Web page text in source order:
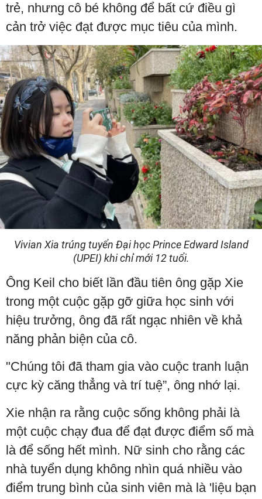
trẻ, nhưng cô bé không để bất cứ điều gì
cản trở việc đạt được mục tiêu của mình.
Vivian Xia trúng tuyển Đại học Prince Edward Island
(UPEI) khi chỉ mới 12 tuổi.
Ông Keil cho biết lần đầu tiên ông gặp Xie
trong một cuộc gặp gỡ giữa học sinh với
hiệu trưởng, ông đã rất ngạc nhiên về khả
năng phản biện của cô.
"Chúng tôi đã tham gia vào cuộc tranh luận
cực kỳ căng thẳng và trí tuệ”, ông nhớ lại.
Xie nhận ra rằng cuộc sống không phải là
một cuộc chạy đua để đạt được điểm số mà
là để sống hết mình. Nữ sinh cho rằng các
nhà tuyển dụng không nhìn quá nhiều vào
điểm trung bình của sinh viên mà là 'liệu bạn